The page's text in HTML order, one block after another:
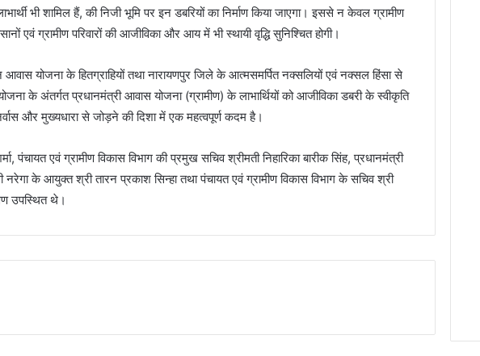
भी शामिल हैं, की निजी भूमि पर इन डबरियों का निर्माण किया जाएगा। इससे न केवल ग्रामीण
एवं ग्रामीण परिवारों की आजीविका और आय में भी स्थायी वृद्धि सुनिश्चित होगी।
योजना के हितग्राहियों तथा नारायणपुर जिले के आत्मसमर्पित नक्सलियों एवं नक्सल हिंसा से
के अंतर्गत प्रधानमंत्री आवास योजना (ग्रामीण) के लाभार्थियों को आजीविका डबरी के स्वीकृति
और मुख्यधारा से जोड़ने की दिशा में एक महत्वपूर्ण कदम है।
पंचायत एवं ग्रामीण विकास विभाग की प्रमुख सचिव श्रीमती निहारिका बारीक सिंह, प्रधानमंत्री
के आयुक्त श्री तारन प्रकाश सिन्हा तथा पंचायत एवं ग्रामीण विकास विभाग के सचिव श्री
उपस्थित थे।